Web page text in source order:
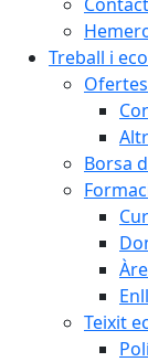
Treball i
Borsa
Teixit